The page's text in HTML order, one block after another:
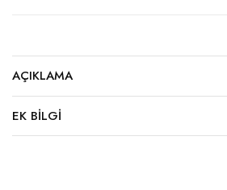
AÇIKLAMA
EK BILGI